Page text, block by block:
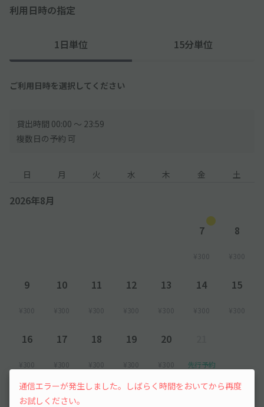
利用日時の指定
1日単位 15分単位
ご利用日時を選択してください
貸出時間 00:00 〜 23:59
複数日の予約 可
日 月 火 水 木 金 土
2026年8月
7
¥300
8
¥300
9
¥300
10
¥300
11
¥300
12
¥300
13
¥300
14
¥300
15
¥300
16
¥300
17
¥300
18
¥300
19
¥300
20
¥300 先行予約
通信エラーが発生しました。しばらく時間をおいてから再度
お試しください。